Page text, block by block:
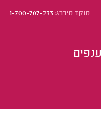
מוקד מידרג:1-700-707-233
ענפים